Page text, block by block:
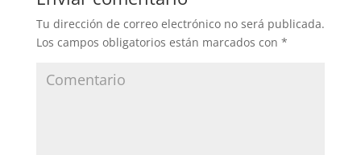
Tu dirección de correo electrónico no será publicada.
Los campos obligatorios están marcados con *